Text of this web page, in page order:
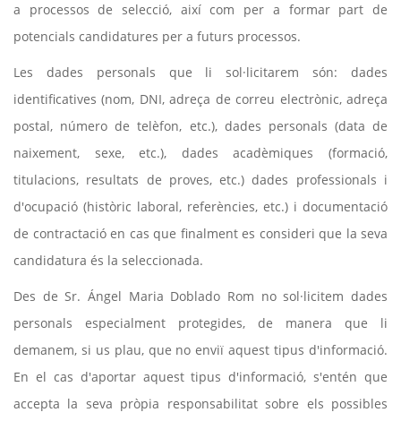
a processos de selecció, així com per a formar part de
potencials candidatures per a futurs processos.
Les dades personals que li sol·licitarem són: dades
identificatives (nom, DNI, adreça de correu electrònic, adreça
postal, número de telèfon, etc.), dades personals (data de
naixement, sexe, etc.), dades acadèmiques (formació,
titulacions, resultats de proves, etc.) dades professionals i
d'ocupació (històric laboral, referències, etc.) i documentació
de contractació en cas que finalment es consideri que la seva
candidatura és la seleccionada.
Des de Sr. Ángel Maria Doblado Rom no sol·licitem dades
personals especialment protegides, de manera que li
demanem, si us plau, que no enviï aquest tipus d'informació.
En el cas d'aportar aquest tipus d'informació, s'entén que
accepta la seva pròpia responsabilitat sobre els possibles